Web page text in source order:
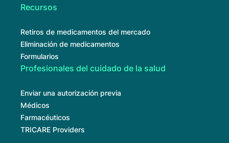
Recursos
Retiros de medicamentos del mercado
Eliminación de medicamentos
Formularios
Profesionales del cuidado de la salud
Enviar una autorización previa
Médicos
Farmacéuticos
TRICARE Providers